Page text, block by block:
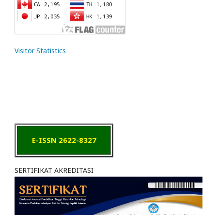
Visitor Statistics
E-ISSN 2622-8327
SERTIFIKAT AKREDITASI